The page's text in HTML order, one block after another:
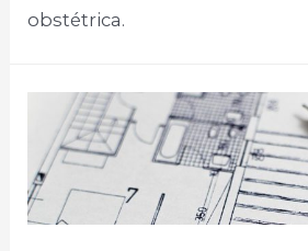
obstétrica.